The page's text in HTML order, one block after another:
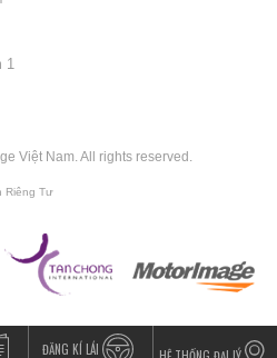
ĐĂNG KÍ LÁI
1
Việt Nam. All rights reserved.
Riêng Tư